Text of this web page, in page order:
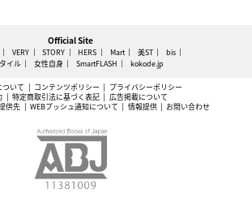
Official Site
VERY STORY HERS Mart 美ST
bis
イル
女性自身 SmartFLASH kokode.jp
ついて コンテンツポリシー
プライバシーポリシー
特定商取引法に基づく表記
広告掲載について
供先 WEBプッシュ通知について 情報提供 お問い合わせ